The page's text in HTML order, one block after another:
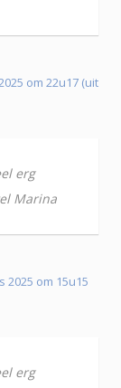
om 22u17 (uit
erg
Marina
2025 om 15u15
erg